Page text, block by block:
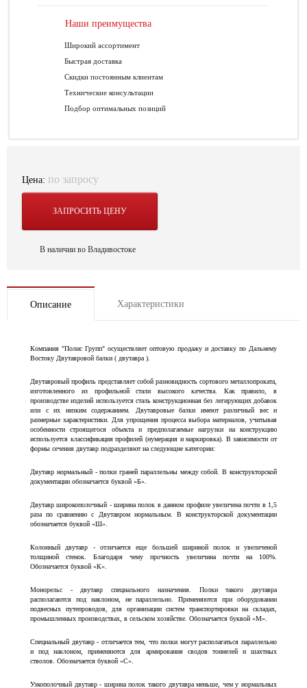
Наши преимущества
Широкий ассортимент
Быстрая доставка
Скидки постоянным клиентам
Технические консультации
Подбор оптимальных позиций
Цена: по запросу
ЗАПРОСИТЬ ЦЕНУ
В наличии во Владивостоке
Описание Характеристики
Компания "Полис Групп" осуществляет оптовую продажу и доставку по Дальнему
Востоку Двутавровой балки ( двутавра ).
Двутавровый профиль представляет собой разновидность сортового металлопроката,
изготовленного из профильной стали высокого качества. Как правило, в
производстве изделий используется сталь конструкционная без легирующих добавок
или с их низким содержанием. Двутавровые балки имеют различный вес и
размерные характеристики. Для упрощения процесса выбора материалов, учитывая
особенности строящегося объекта и предполагаемые нагрузки на конструкцию
используется классификация профилей (нумерация и маркировка). В зависимости от
формы сечения двутавр подразделяют на следующие категории:
Двутавр нормальный - полки граней параллельны между собой. В конструкторской
документации обозначается буквой «Б».
Двутавр широкополочный - ширина полок в данном профиле увеличена почти в 1,5
раза по сравнению с Двутавром нормальным. В конструкторской документации
обозначается буквой «Ш».
Колонный двутавр - отличается еще большей шириной полок и увеличеной
толщиной стенок. Благодаря чему прочность увеличина почти на 100%.
Обозначается буквой «К».
Монорельс - двутавр специального назначения. Полки такого двутавра
располагаются под наклоном, не параллельно. Применяются при оборудовании
подвесных путепроводов, для организации систем транспортировки на складах,
промышленных производствах, в сельском хозяйстве. Обозначается буквой «М».
Специальный двутавр - отличается тем, что полки могут располагаться параллельно
и под наклоном, применяются для армирования сводов тоннелей и шахтных
стволов. Обозначается буквой «С».
Узкополочный двутавр - ширина полок такого двутавра меньше, чем у нормальных